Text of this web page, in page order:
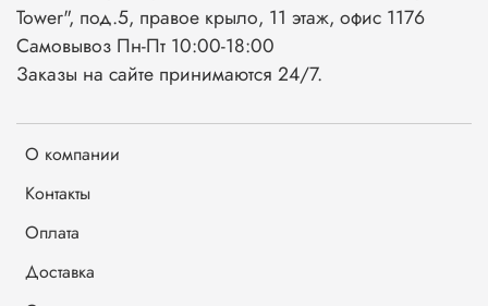
О компании
Контакты
Оплата
Доставка
Tower", под.5, правое крыло, 11 этаж, офис 1176
Самовывоз Пн-Пт 10:00-18:00
Заказы на сайте принимаются 24/7.